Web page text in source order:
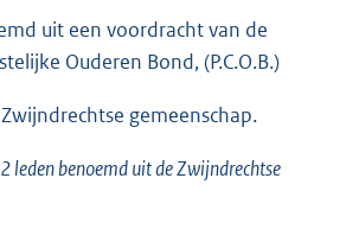
uit een voordracht van de
Ouderen Bond, (P.C.O.B.)
gemeenschap.
2 leden benoemd uit de Zwijndrechtse